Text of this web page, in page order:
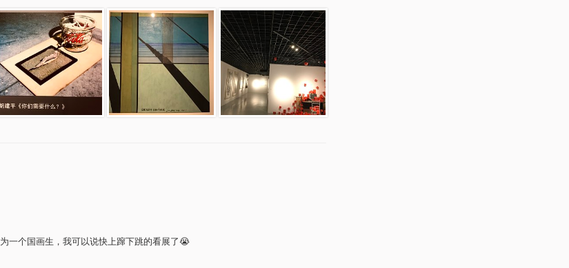
一个国画生，我可以说快上蹿下跳的看展了😭